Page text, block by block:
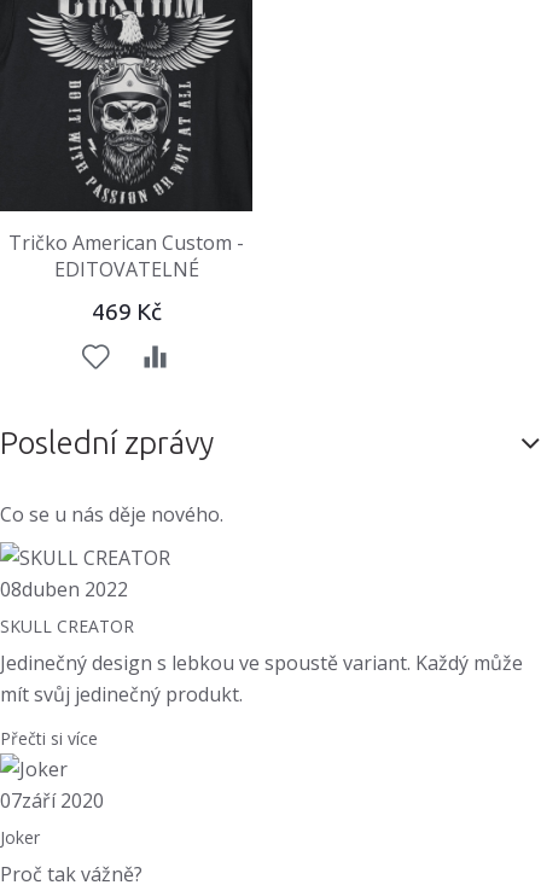
Tričko American Custom -
EDITOVATELNÉ
469 Kč
Poslední zprávy
Co se u nás děje nového.
08duben 2022
SKULL CREATOR
Jedinečný design s lebkou ve spoustě variant. Každý může
mít svůj jedinečný produkt.
Přečti si více
07září 2020
Joker
Proč tak vážně?